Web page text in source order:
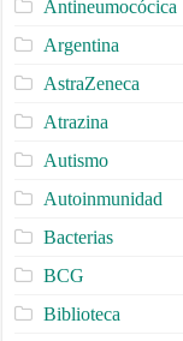
Antineumocócica
Argentina
AstraZeneca
Atrazina
Autismo
Autoinmunidad
Bacterias
BCG
Biblioteca